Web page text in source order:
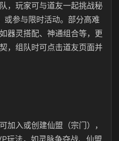
，玩家可与道友一起挑战秘
或参与限时活动。部分高难
器灵搭配、神通组合等，更
，组队时可点击道友页面并
加入或创建仙盟（宗门），
玩法，如灵脉争夺战、仙盟